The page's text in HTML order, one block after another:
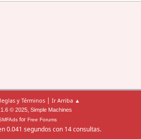
y Términos | Ir Arriba ▲
© 2025, Simple Machines
for Free Forums
0.041 segundos con 14 consultas.